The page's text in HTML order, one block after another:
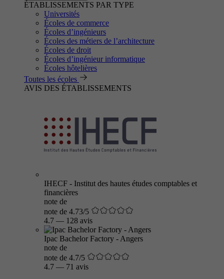
ÉTABLISSEMENTS PAR TYPE
Universités
Écoles de commerce
Écoles d’ingénieurs
Écoles des métiers de l’architecture
Écoles de droit
Écoles d’ingénieur informatique
Écoles hôtelières
Toutes les écoles
AVIS DES ÉTABLISSEMENTS
IHECF - Institut des hautes études comptables et
financières
note de
note de 4.73/5
4.7 — 128 avis
Ipac Bachelor Factory - Angers
note de
note de 4.7/5
4.7 — 71 avis